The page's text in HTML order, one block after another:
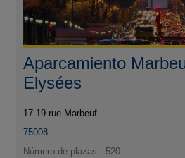
Aparcamiento
Elysées
17-19 rue Marbeuf
75008
Número de plazas : 520